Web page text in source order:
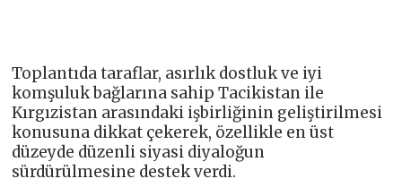
Toplantıda taraflar, asırlık dostluk ve iyi
komşuluk bağlarına sahip Tacikistan ile
Kırgızistan arasındaki işbirliğinin geliştirilmesi
konusuna dikkat çekerek, özellikle en üst
düzeyde düzenli siyasi diyaloğun
sürdürülmesine destek verdi.